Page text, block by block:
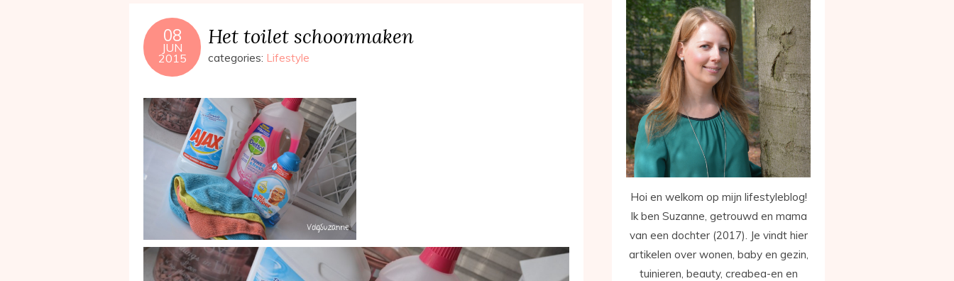
08
JUN
2015
Het toilet schoonmaken
categories: Lifestyle
Hoi en welkom op mijn lifestyleblog!
Ik ben Suzanne, getrouwd en mama
van een dochter (2017). Je vindt hier
artikelen over wonen, baby en gezin,
tuinieren, beauty, creabea-en en